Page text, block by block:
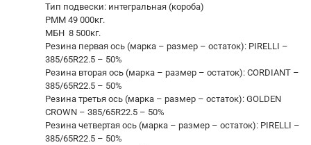
Тип подвески: интегральная (короба)
РММ 49 000кг.
МБН 8 500кг.
Резина первая ось (марка – размер – остаток): PIRELLI –
385/65R22.5 – 50%
Резина вторая ось (марка – размер – остаток): CORDIANT –
385/65R22.5 – 50%
Резина третья ось (марка – размер – остаток): GOLDEN
CROWN – 385/65R22.5 – 50%
Резина четвертая ось (марка – размер – остаток): PIRELLI –
385/65R22.5 – 50%